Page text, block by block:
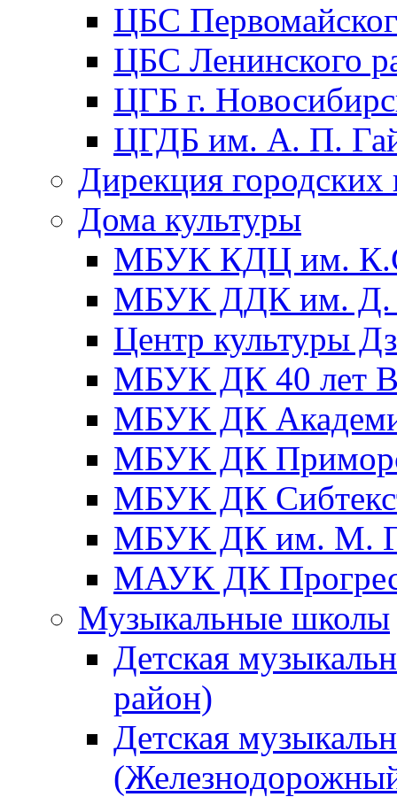
ЦБС
ЦБС Ленинского
ЦГБ г.
ЦГДБ им. А. П.
Дирекция городских
Дома культуры
МБУК КДЦ им.
МБУК ДДК им. Д.
Центр культуры
МБУК ДК 40 лет
МБУК ДК
МБУК ДК
МБУК ДК
МБУК ДК им. М.
МАУК ДК
Музыкальные школы
Детская
район)
Детская